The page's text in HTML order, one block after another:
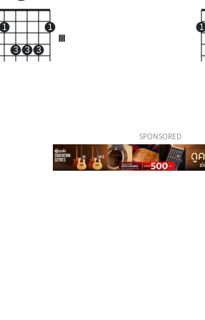
1
3 3 3
1 1
SPONSORED